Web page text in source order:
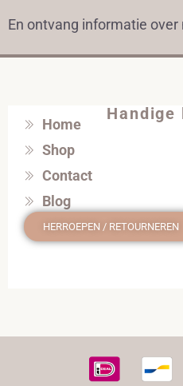
En ontvang informatie
Handige
Home
Shop
Contact
Blog
HERROEPEN / RETOURNEREN